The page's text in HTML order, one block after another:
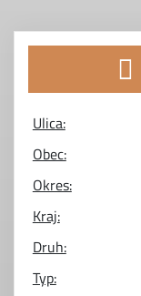
Ulica:
Obec:
Okres:
Kraj:
Druh:
Typ: